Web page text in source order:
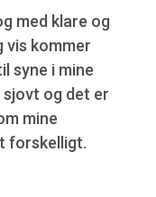
med klare og
kommer
syne i mine
sjovt og det er
mine
forskelligt.